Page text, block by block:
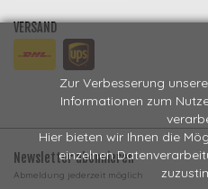
Zur Verbesserung
Informationen zum
Hier bieten wir Ihnen die
einzelnen
VERSAND
Newsletter abonnieren
Abmeldung jederzeit möglich